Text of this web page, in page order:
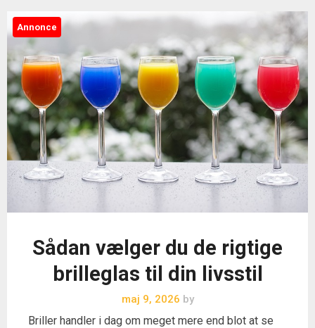
Annonce
Sådan vælger du de rigtige
brilleglas til din livsstil
maj 9, 2026 by
Briller handler i dag om meget mere end blot at se